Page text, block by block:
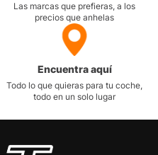
Las marcas que prefieras, a los
precios que anhelas
Encuentra aquí
Todo lo que quieras para tu coche,
todo en un solo lugar